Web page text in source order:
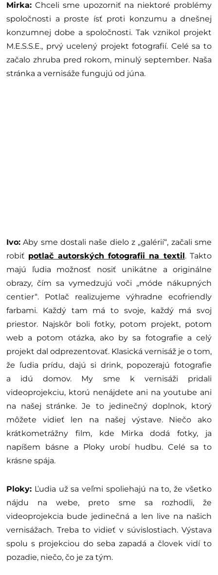
Mirka: Chceli sme upozorniť na niektoré problémy
spoločnosti a proste ísť proti konzumu a dnešnej
konzumnej dobe a spoločnosti. Tak vznikol projekt
M.E.S.S.E., prvý ucelený projekt fotografií. Celé sa to
začalo zhruba pred rokom, minulý september. Naša
stránka a vernisáže fungujú od júna.
Ivo: Aby sme dostali naše dielo z „galérií“, začali sme
robiť potlač autorských fotografii na textil. Takto
majú ľudia možnosť nosiť unikátne a originálne
obrazy, čím sa vymedzujú voči „móde nákupných
centier“. Potlač realizujeme výhradne ecofriendly
farbami. Každý tam má to svoje, každý má svoj
priestor. Najskôr boli fotky, potom projekt, potom
web a potom otázka, ako by sa fotografie a celý
projekt dal odprezentovať. Klasická vernisáž je o tom,
že ľudia prídu, dajú si drink, popozerajú fotografie
a idú domov. My sme k vernisáži pridali
videoprojekciu, ktorú nenájdete ani na youtube ani
na našej stránke. Je to jedinečný doplnok, ktorý
môžete vidieť len na našej výstave. Niečo ako
krátkometrážny film, kde Mirka dodá fotky, ja
napíšem básne a Ploky urobí hudbu. Celé sa to
krásne spája.
Ploky: Ľudia už sa veľmi spoliehajú na to, že všetko
nájdu na webe, preto sme sa rozhodli, že
videoprojekcia bude jedinečná a len live na našich
vernisážach. Treba to vidieť v súvislostiach. Výstava
spolu s projekciou do seba zapadá a človek vidí to
pozadie, niečo, čo je za tým.